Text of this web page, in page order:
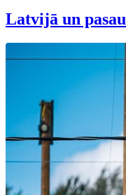
Latvijā un